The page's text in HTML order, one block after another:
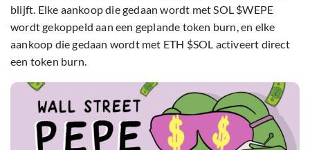
blijft. Elke aankoop die gedaan wordt met SOL $WEPE
wordt gekoppeld aan een geplande token burn, en elke
aankoop die gedaan wordt met ETH $SOL activeert direct
een token burn.